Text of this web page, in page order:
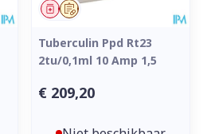
Op voorschrift
Geneesmiddel
Tuberculin Ppd Rt23
2tu/0,1ml 10 Amp 1,5
€ 209,20